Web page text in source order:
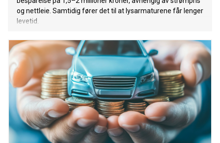
og nettleie. Samtidig fører det til at lysarmaturene får lenger
levetid.